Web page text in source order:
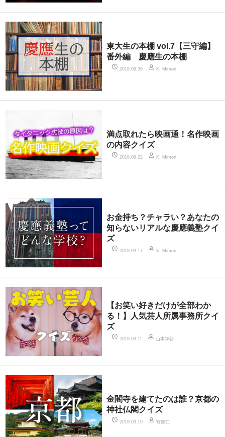
東大生の本棚 vol.7【三守編】
番外編 慶應生の本棚
2018.09.30 K. Mimori
満点取れたら映画通！名作映画
の内容クイズ
2018.09.22 K. Mimori
お金持ち？チャラい？あなたの
知らないリアルな慶應義塾クイ
ズ
2018.09.17 K. Mimori
【お笑い好きだけが全部わか
る！】人気芸人所属事務所クイ
ズ
2018.09.11 山本祥彰
金閣寺を建てたのは誰？京都の
神社仏閣クイズ
2018.09.10 宮原仁